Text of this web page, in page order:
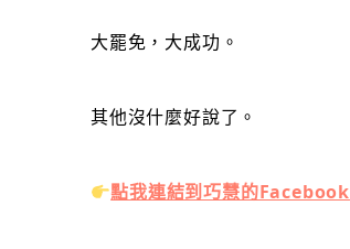
大罷免，大成功。
其他沒什麼好說了。
點我連結到巧慧的Facebook